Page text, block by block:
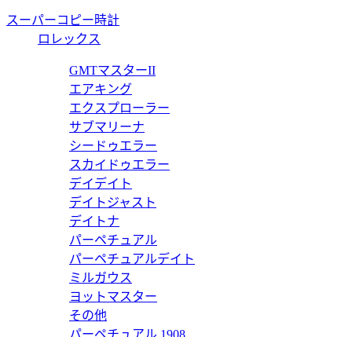
N41413 キーポル バンドリエール 55
M44810 キーポル バンドリエール 50
M59025 キーポル バンドリエール 50
スーパーコピー時計
ロレックス
GMTマスターII
エアキング
エクスプローラー
サブマリーナ
シードゥエラー
スカイドゥエラー
デイデイト
デイトジャスト
デイトナ
パーペチュアル
パーペチュアルデイト
ミルガウス
ヨットマスター
その他
パーペチュアル 1908